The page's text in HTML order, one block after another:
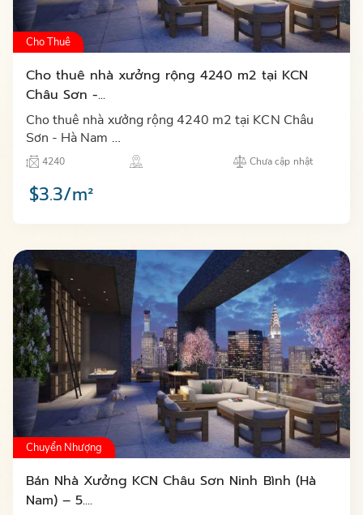
Cho Thuê
Cho thuê nhà xưởng rộng 4240 m2 tại KCN
Châu Sơn -...
Cho thuê nhà xưởng rộng 4240 m2 tại KCN Châu
Sơn - Hà Nam …
4240 Chưa cập nhật
$3.3/m²
Chuyển Nhượng
Bán Nhà Xưởng KCN Châu Sơn Ninh Bình (Hà
Nam) – 5....